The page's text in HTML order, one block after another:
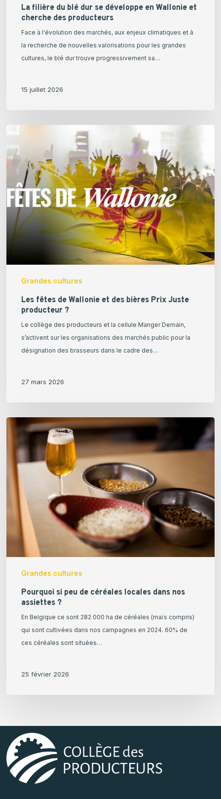
La filière du blé dur se développe en Wallonie et
cherche des producteurs
Face à l'évolution des marchés, aux enjeux climatiques et à
la recherche de nouvelles valorisations pour les grandes
cultures, le blé dur trouve progressivement sa…
15 juillet 2026
Grandes cultures
de
Wallonie
des
bières
Prix
Juste
Les fêtes de Wallonie et des bières Prix Juste
producteur ?
Le collège des producteurs et la cellule Manger Demain,
s’activent sur les organisations des marchés public pour la
désignation des brasseurs dans le cadre des…
27 mars 2026
Grandes cultures
Pourquoi
peu
céréales
locales
assiettes
Pourquoi si peu de céréales locales dans nos
assiettes ?
En Belgique ce sont 282 000 ha de céréales (maïs compris)
qui sont cultivées dans nos campagnes en 2024. 60% de
ces céréales sont situées…
25 février 2026